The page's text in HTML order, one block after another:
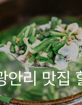
안리 맛집